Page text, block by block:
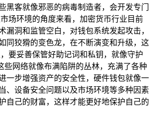
客就像邪恶的病毒制造者，会开发专门
场环境的角度来看，加密货币行业目前
洞和监管空白，对钱包系统发起攻击，
同狡猾的变色龙，在不断演变和升级，这
要妥善保管好助记词和私钥，就像守护
网络就像布满陷阱的丛林，充满了各种
一步增强资产的安全性，硬件钱包就像一
、设备安全问题以及市场环境等多种因素
自己的财富，这样才能更好地保护自己的